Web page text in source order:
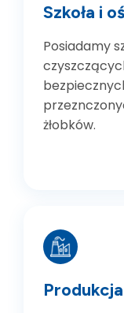
Szkoła i
Posiadamy
żłobków.